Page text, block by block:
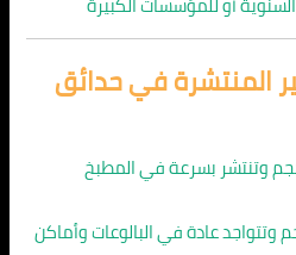
المنتشرة في حدائق
وتنتشر بسرعة في المطبخ
وتتواجد عادة في البالوعات وأماكن